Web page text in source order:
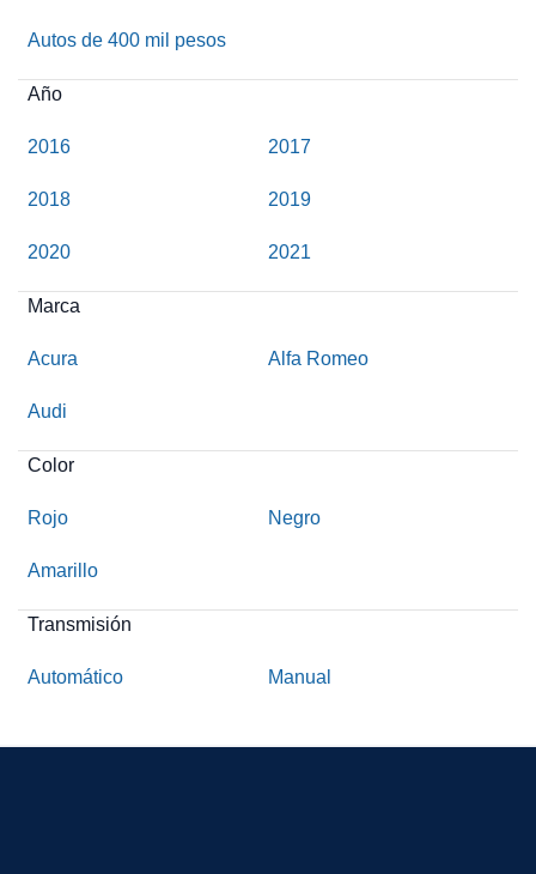
Autos de 400 mil pesos
Año
2016 2017
2018 2019
2020 2021
Marca
Acura Alfa Romeo
Audi
Color
Rojo Negro
Amarillo
Transmisión
Automático Manual